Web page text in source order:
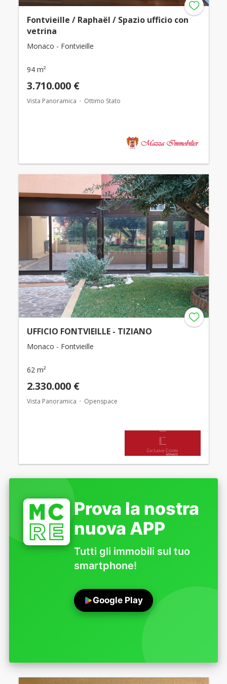
Fontvieille / Raphaël / Spazio ufficio con
vetrina
Monaco - Fontvieille
94 m²
3.710.000 €
Vista Panoramica Ottimo Stato
UFFICIO FONTVIEILLE - TIZIANO
Monaco - Fontvieille
62 m²
2.330.000 €
Vista Panoramica Openspace
Prova la nostra
nuova APP
Tutti gli immobili sul tuo
smartphone!
Google Play